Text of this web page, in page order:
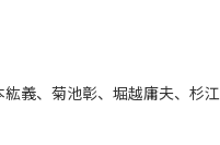
義、菊池彰、堀越庸夫、杉江